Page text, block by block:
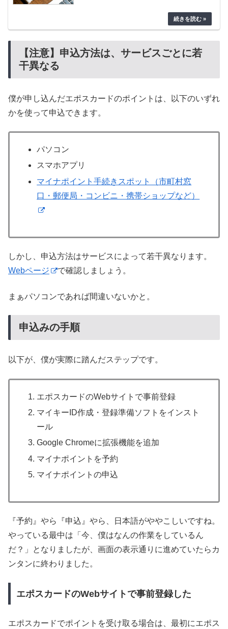
【注意】申込方法は、サービスごとに若
干異なる
僕が申し込んだエポスカードのポイントは、以下のいずれ
かを使って申込できます。
パソコン
スマホアプリ
マイナポイント手続きスポット（市町村窓
口・郵便局・コンビニ・携帯ショップなど）
しかし、申込方法はサービスによって若干異なります。
Webページ
で確認しましょう。
まぁパソコンであれば間違いないかと。
申込みの手順
以下が、僕が実際に踏んだステップです。
エポスカードのWebサイトで事前登録
マイキーID作成・登録準備ソフトをインスト
ール
Google Chromeに拡張機能を追加
マイナポイントを予約
マイナポイントの申込
『予約』やら『申込』やら、日本語がややこしいですね。
やっている最中は「今、僕はなんの作業をしているん
だ？」となりましたが、画面の表示通りに進めていたらカ
ンタンに終わりました。
エポスカードのWebサイトで事前登録した
エポスカードでポイントを受け取る場合は、最初にエポス